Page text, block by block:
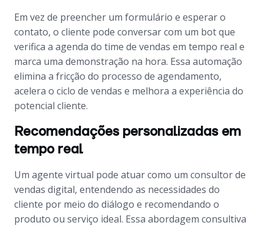
Em vez de preencher um formulário e esperar o
contato, o cliente pode conversar com um bot que
verifica a agenda do time de vendas em tempo real e
marca uma demonstração na hora. Essa automação
elimina a fricção do processo de agendamento,
acelera o ciclo de vendas e melhora a experiência do
potencial cliente.
Recomendações personalizadas em
tempo real
Um agente virtual pode atuar como um consultor de
vendas digital, entendendo as necessidades do
cliente por meio do diálogo e recomendando o
produto ou serviço ideal. Essa abordagem consultiva